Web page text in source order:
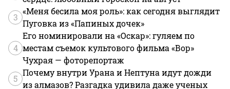
3
«Меня бесила моя роль»: как сегодня выглядит
Пуговка из «Папиных дочек»
4
Его номинировали на «Оскар»: гуляем по
местам съемок культового фильма «Вор»
Чухрая — фоторепортаж
5
Почему внутри Урана и Нептуна идут дожди
из алмазов? Разгадка удивила даже ученых